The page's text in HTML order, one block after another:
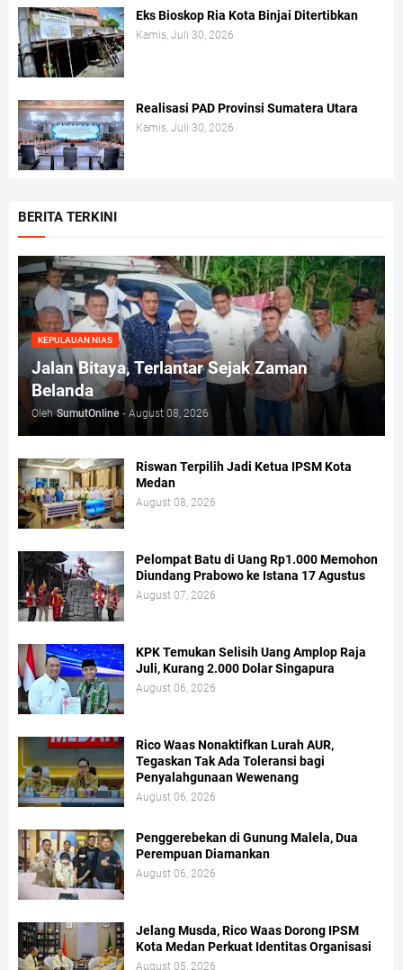
Eks Bioskop Ria Kota Binjai Ditertibkan
Kamis, Juli 30, 2026
Realisasi PAD Provinsi Sumatera Utara
Kamis, Juli 30, 2026
BERITA TERKINI
KEPULAUAN NIAS
Jalan Bitaya, Terlantar Sejak Zaman
Belanda
Oleh SumutOnline - August 08, 2026
Riswan Terpilih Jadi Ketua IPSM Kota
Medan
August 08, 2026
Pelompat Batu di Uang Rp1.000 Memohon
Diundang Prabowo ke Istana 17 Agustus
August 07, 2026
KPK Temukan Selisih Uang Amplop Raja
Juli, Kurang 2.000 Dolar Singapura
August 06, 2026
Rico Waas Nonaktifkan Lurah AUR,
Tegaskan Tak Ada Toleransi bagi
Penyalahgunaan Wewenang
August 06, 2026
Penggerebekan di Gunung Malela, Dua
Perempuan Diamankan
August 06, 2026
Jelang Musda, Rico Waas Dorong IPSM
Kota Medan Perkuat Identitas Organisasi
August 05, 2026